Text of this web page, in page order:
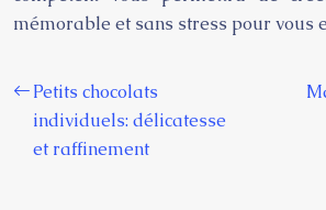
mémorable et sans stress pour vous
Petits chocolats
individuels: délicatesse
et raffinement